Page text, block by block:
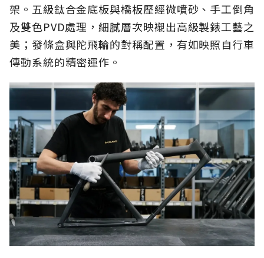
架。五級鈦合金底板與橋板歷經微噴砂、手工倒角
及雙色PVD處理，細膩層次映襯出高級製錶工藝之
美；發條盒與陀飛輪的對稱配置，有如映照自行車
傳動系統的精密運作。